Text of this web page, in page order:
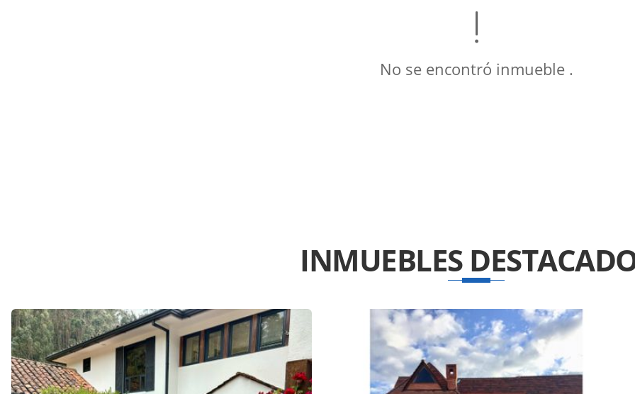
No se encontró inmueble .
INMUEBLES